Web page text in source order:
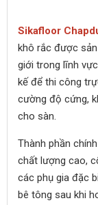
Sikafloor
khô rắc được
giới trong lĩnh
kế để thi công
cường độ cứng,
cho sàn.
Thành phần
chất lượng cao,
các phụ gia đặc
bê tông sau khi